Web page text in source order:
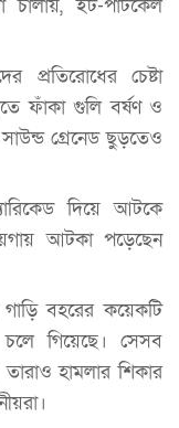
চালায়, ইট-পাটকেল
প্রতিরোধের চেষ্টা
ফাঁকা গুলি বর্ষণ ও
গ্রেনেড ছুড়তেও
দিয়ে আটকে
আটকা পড়েছেন
বহরের কয়েকটি
গিয়েছে। সেসব
হামলার শিকার